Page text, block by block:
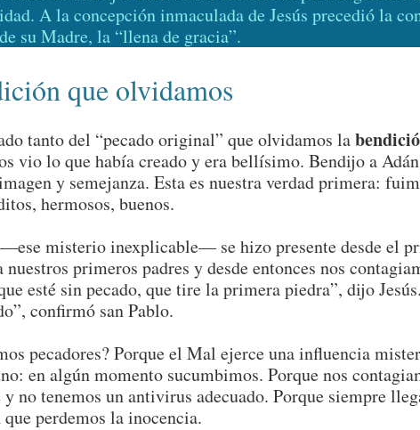
A la concepción inmaculada de Jesús precedió la
su Madre, la “llena de gracia”.
que olvidamos
tanto del “pecado original” que olvidamos la
vio lo que había creado y era bellísimo. Bendijo a
y semejanza. Esta es nuestra verdad primera:
hermosos, buenos.
misterio inexplicable— se hizo presente desde el
primeros padres y desde entonces nos
esté sin pecado, que tire la primera piedra”, dijo
confirmó san Pablo.
pecadores? Porque el Mal ejerce una influencia
en algún momento sucumbimos. Porque nos
no tenemos un antivirus adecuado. Porque siempre
perdemos la inocencia.